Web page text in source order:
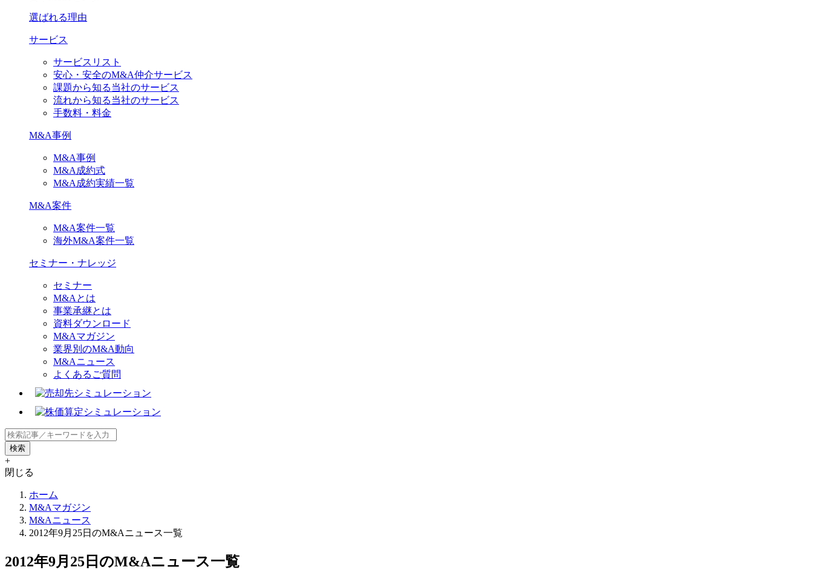
選ばれる理由
サービス
サービスリスト
安心・安全のM&A仲介サービス
課題から知る当社のサービス
流れから知る当社のサービス
手数料・料金
M&A事例
M&A事例
M&A成約式
M&A成約実績一覧
M&A案件
M&A案件一覧
海外M&A案件一覧
セミナー・ナレッジ
セミナー
M&Aとは
事業承継とは
資料ダウンロード
M&Aマガジン
業界別のM&A動向
M&Aニュース
よくあるご質問
+
閉じる
ホーム
M&Aマガジン
M&Aニュース
2012年9月25日のM&Aニュース一覧
2012年9月25日のM&Aニュース一覧